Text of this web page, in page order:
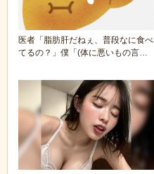
医者「脂肪肝だねぇ、普段なに食べ
てるの？」僕「(体に悪いもの言っ